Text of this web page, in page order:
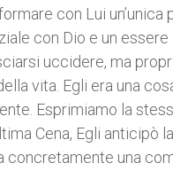
con Lui
con Dio e un
uccidere, ma
vita. Egli era una
Esprimiamo la
Cena, Egli
concretamente una